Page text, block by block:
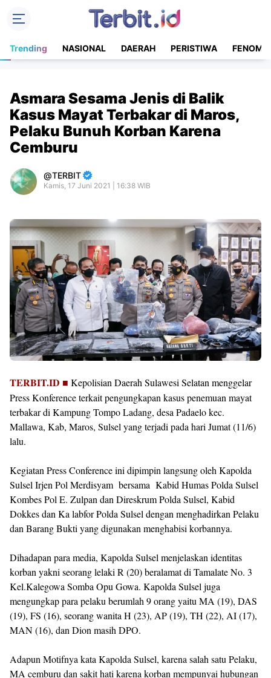
Trending NASIONAL DAERAH PERISTIWA
Asmara Sesama Jenis di Balik
Kasus Mayat Terbakar di Maros,
Pelaku Bunuh Korban Karena
Cemburu
TERBIT
Kamis, 17 Juni 2021 | 16:38 WIB
TERBIT.ID ■ Kepolisian Daerah Sulawesi Selatan menggelar
Press Konference terkait pengungkapan kasus penemuan mayat
terbakar di Kampung Tompo Ladang, desa Padaelo kec.
Mallawa, Kab, Maros, Sulsel yang terjadi pada hari Jumat (11/6)
lalu.
Kegiatan Press Conference ini dipimpin langsung oleh Kapolda
Sulsel Irjen Pol Merdisyam bersama Kabid Humas Polda Sulsel
Kombes Pol E. Zulpan dan Direskrum Polda Sulsel, Kabid
Dokkes dan Ka labfor Polda Sulsel dengan menghadirkan Pelaku
dan Barang Bukti yang digunakan menghabisi korbannya.
Dihadapan para media, Kapolda Sulsel menjelaskan identitas
korban yakni seorang lelaki R (20) beralamat di Tamalate No. 3
Kel.Kalegowa Somba Opu Gowa. Kapolda Sulsel juga
mengungkap para pelaku berumlah 9 orang yaitu MA (19), DAS
(19), FS (16), seorang wanita H (23), AP (19), TH (22), AI (17),
MAN (16), dan Dion masih DPO.
Adapun Motifnya kata Kapolda Sulsel, karena salah satu Pelaku,
MA cemburu dan sakit hati karena korban mempunyai hubungan